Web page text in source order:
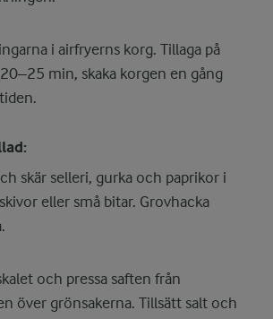
i airfryerns korg. Tillaga på
min, skaka korgen en gång
skär selleri, gurka och paprikor i
eller små bitar. Grovhacka
och pressa saften från
över grönsakerna. Tillsätt salt och